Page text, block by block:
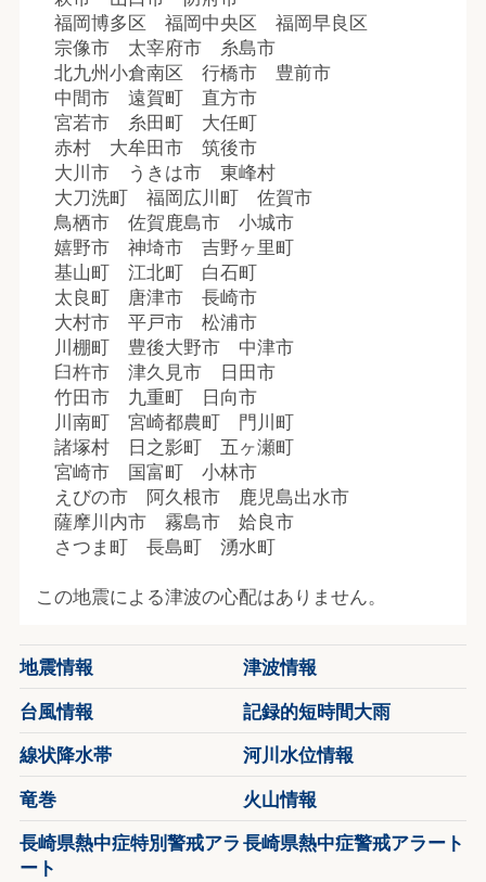
福岡博多区 福岡中央区 福岡早良区
宗像市 太宰府市 糸島市
北九州小倉南区 行橋市 豊前市
中間市 遠賀町 直方市
宮若市 糸田町 大任町
赤村 大牟田市 筑後市
大川市 うきは市 東峰村
大刀洗町 福岡広川町 佐賀市
鳥栖市 佐賀鹿島市 小城市
嬉野市 神埼市 吉野ヶ里町
基山町 江北町 白石町
太良町 唐津市 長崎市
大村市 平戸市 松浦市
川棚町 豊後大野市 中津市
臼杵市 津久見市 日田市
竹田市 九重町 日向市
川南町 宮崎都農町 門川町
諸塚村 日之影町 五ヶ瀬町
宮崎市 国富町 小林市
えびの市 阿久根市 鹿児島出水市
薩摩川内市 霧島市 姶良市
さつま町 長島町 湧水町
この地震による津波の心配はありません。
地震情報
津波情報
台風情報
記録的短時間大雨
線状降水帯
河川水位情報
竜巻
火山情報
長崎県熱中症特別警戒アラ
ート
長崎県熱中症警戒アラート